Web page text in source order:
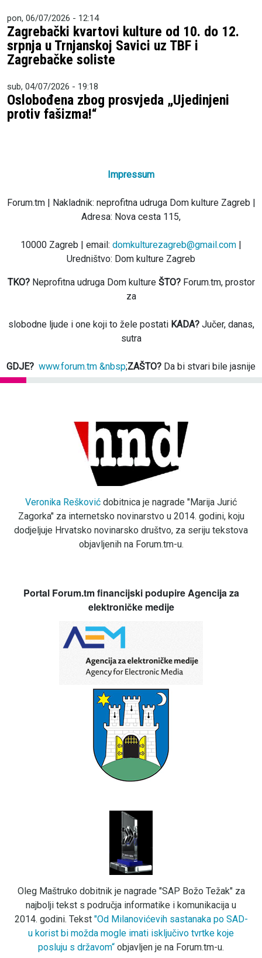
pon, 06/07/2026 - 12:14
Zagrebački kvartovi kulture od 10. do 12.
srpnja u Trnjanskoj Savici uz TBF i
Zagrebačke soliste
sub, 04/07/2026 - 19:18
Oslobođena zbog prosvjeda „Ujedinjeni
protiv fašizma!“
Impressum
Forum.tm | Nakladnik: neprofitna udruga Dom kulture Zagreb |
Adresa: Nova cesta 115,
10000 Zagreb | email: domkulturezagreb@gmail.com |
Uredništvo: Dom kulture Zagreb
TKO?Neprofitna udruga Dom kulture ŠTO?Forum.tm, prostor
za
slobodne ljude i one koji to žele postati KADA?Jučer, danas,
sutra
GDJE? www.forum.tm &nbsp;ZAŠTO? Da bi stvari bile jasnije
Veronika Rešković dobitnica je nagrade "Marija Jurić
Zagorka" za internetsko novinarstvo u 2014. godini, koju
dodjeljuje Hrvatsko novinarsko društvo, za seriju tekstova
objavljenih na Forum.tm-u.
Portal Forum.tm financijski podupire Agencija za
elektroničke medije
Oleg Maštruko dobitnik je nagrade "SAP Božo Težak" za
najbolji tekst s područja informatike i komunikacija u
2014. godini. Tekst "Od Milanovićevih sastanaka po SAD-
u korist bi možda mogle imati isključivo tvrtke koje
posluju s državom“ objavljen je na Forum.tm-u.